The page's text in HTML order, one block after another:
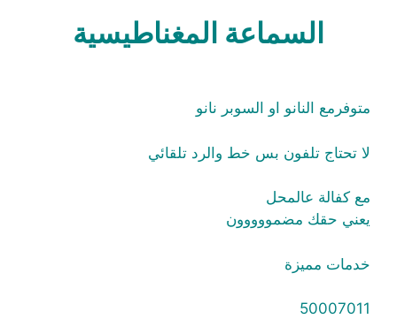
السماعة المغناطيسية
متوفرمع النانو او السوبر نانو
لا تحتاج تلفون بس خط والرد تلقائي
مع كفالة عالمحل
يعني حقك مضمووووون
خدمات مميزة
50007011